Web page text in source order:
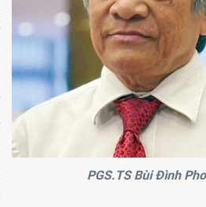
PGS.TS Bùi Đình